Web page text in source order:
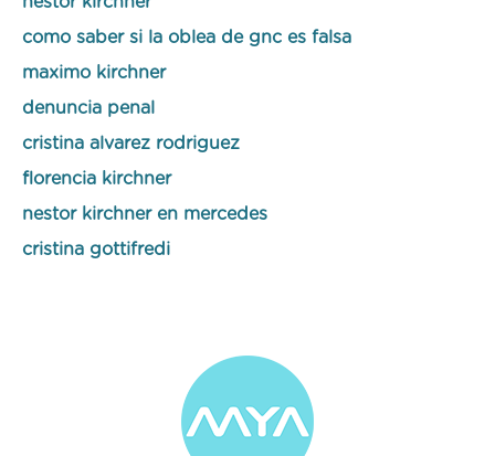
como saber si la oblea de gnc es falsa
maximo kirchner
denuncia penal
cristina alvarez rodriguez
florencia kirchner
nestor kirchner en mercedes
cristina gottifredi